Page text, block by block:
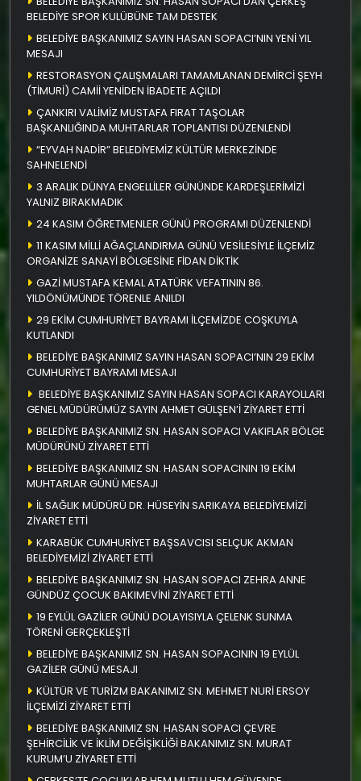
BELEDİYE SPOR KULÜBÜNE TAM DESTEK
BELEDİYE BAŞKANIMIZ SAYIN HASAN SOPACI’NIN YENİ YIL
MESAJI
RESTORASYON ÇALIŞMALARI TAMAMLANAN DEMİRCİ ŞEYH
(TİMURİ) CAMİİ YENİDEN İBADETE AÇILDI
ÇANKIRI VALİMİZ MUSTAFA FIRAT TAŞOLAR
BAŞKANLIĞINDA MUHTARLAR TOPLANTISI DÜZENLENDİ
“EYVAH NADİR” BELEDİYEMİZ KÜLTÜR MERKEZİNDE
SAHNELENDİ
3 ARALIK DÜNYA ENGELLİLER GÜNÜNDE KARDEŞLERİMİZİ
YALNIZ BIRAKMADIK
24 KASIM ÖĞRETMENLER GÜNÜ PROGRAMI DÜZENLENDİ
11 KASIM MİLLİ AĞAÇLANDIRMA GÜNÜ VESİLESİYLE İLÇEMİZ
ORGANİZE SANAYİ BÖLGESİNE FİDAN DİKTİK
GAZİ MUSTAFA KEMAL ATATÜRK VEFATININ 86.
YILDÖNÜMÜNDE TÖRENLE ANILDI
29 EKİM CUMHURİYET BAYRAMI İLÇEMİZDE COŞKUYLA
KUTLANDI
BELEDİYE BAŞKANIMIZ SAYIN HASAN SOPACI’NIN 29 EKİM
CUMHURİYET BAYRAMI MESAJI
BELEDİYE BAŞKANIMIZ SAYIN HASAN SOPACI KARAYOLLARI
GENEL MÜDÜRÜMÜZ SAYIN AHMET GÜLŞEN’İ ZİYARET ETTİ
BELEDİYE BAŞKANIMIZ SN. HASAN SOPACI VAKIFLAR BÖLGE
MÜDÜRÜNÜ ZİYARET ETTİ
BELEDİYE BAŞKANIMIZ SN. HASAN SOPACININ 19 EKİM
MUHTARLAR GÜNÜ MESAJI
İL SAĞLIK MÜDÜRÜ DR. HÜSEYİN SARIKAYA BELEDİYEMİZİ
ZİYARET ETTİ
KARABÜK CUMHURİYET BAŞSAVCISI SELÇUK AKMAN
BELEDİYEMİZİ ZİYARET ETTİ
BELEDİYE BAŞKANIMIZ SN. HASAN SOPACI ZEHRA ANNE
GÜNDÜZ ÇOCUK BAKIMEVİNİ ZİYARET ETTİ
19 EYLÜL GAZİLER GÜNÜ DOLAYISIYLA ÇELENK SUNMA
TÖRENİ GERÇEKLEŞTİ
BELEDİYE BAŞKANIMIZ SN. HASAN SOPACININ 19 EYLÜL
GAZİLER GÜNÜ MESAJI
KÜLTÜR VE TURİZM BAKANIMIZ SN. MEHMET NURİ ERSOY
İLÇEMİZİ ZİYARET ETTİ
BELEDİYE BAŞKANIMIZ SN. HASAN SOPACI ÇEVRE
ŞEHİRCİLİK VE İKLİM DEĞİŞİKLİĞİ BAKANIMIZ SN. MURAT
KURUM’U ZİYARET ETTİ